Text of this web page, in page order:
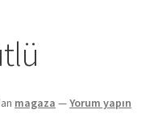
magaza —Yorum yapın